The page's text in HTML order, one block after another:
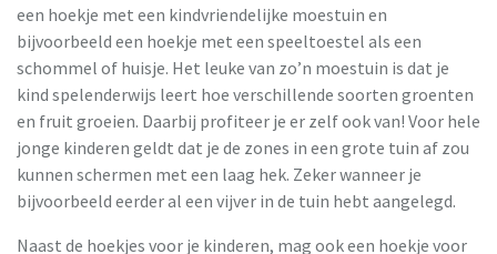
een hoekje met een kindvriendelijke moestuin en
bijvoorbeeld een hoekje met een speeltoestel als een
schommel of huisje. Het leuke van zo’n moestuin is dat je
kind spelenderwijs leert hoe verschillende soorten groenten
en fruit groeien. Daarbij profiteer je er zelf ook van! Voor hele
jonge kinderen geldt dat je de zones in een grote tuin af zou
kunnen schermen met een laag hek. Zeker wanneer je
bijvoorbeeld eerder al een vijver in de tuin hebt aangelegd.
Naast de hoekjes voor je kinderen, mag ook een hoekje voor